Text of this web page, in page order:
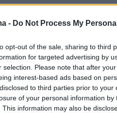
- Do Not Process My
opt-out of the sale, sharing to third
for targeted advertising by
selection. Please note that after
interest-based ads based on
to third parties prior to
of your personal information by
This information may also be
στη «Μάγισσα» η
ερωτικές σκηνές
δαγκώθηκα λίγο.
η έκθεση και
έλεγα. Φυσικά και
στην τηλεόραση. Και